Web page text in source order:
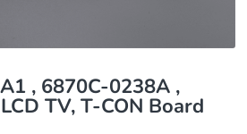
, 6870C-0238A ,
TV, T-CON Board